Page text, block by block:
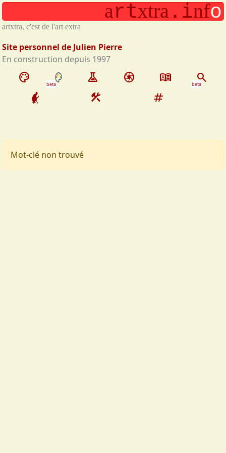
Aller au contenu principal
palette beta experiment camera dictionary search
beta
construction tag
Mot-clé non trouvé
artxtra.info
artxtra, c'est de l'art extra
Site personnel de Julien Pierre
En construction depuis 1997